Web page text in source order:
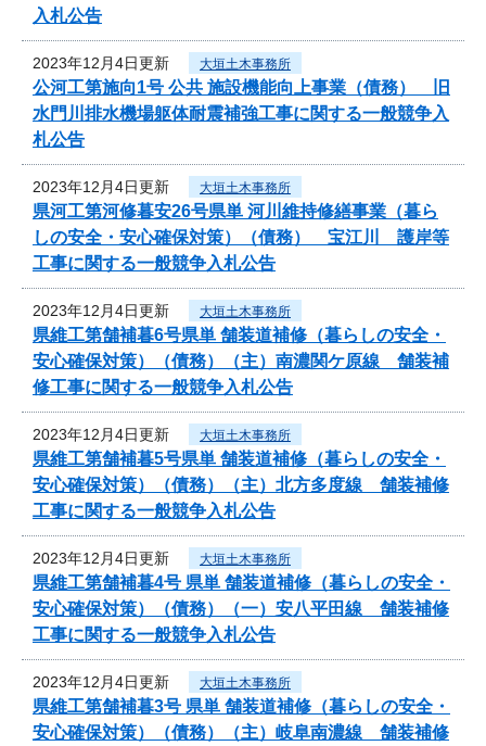
入札公告
2023年12月4日更新 大垣土木事務所
公河工第施向1号 公共 施設機能向上事業（債務） 旧
水門川排水機場躯体耐震補強工事に関する一般競争入
札公告
2023年12月4日更新 大垣土木事務所
県河工第河修暮安26号県単 河川維持修繕事業（暮ら
しの安全・安心確保対策）（債務） 宝江川 護岸等
工事に関する一般競争入札公告
2023年12月4日更新 大垣土木事務所
県維工第舗補暮6号県単 舗装道補修（暮らしの安全・
安心確保対策）（債務）（主）南濃関ケ原線 舗装補
修工事に関する一般競争入札公告
2023年12月4日更新 大垣土木事務所
県維工第舗補暮5号県単 舗装道補修（暮らしの安全・
安心確保対策）（債務）（主）北方多度線 舗装補修
工事に関する一般競争入札公告
2023年12月4日更新 大垣土木事務所
県維工第舗補暮4号 県単 舗装道補修（暮らしの安全・
安心確保対策）（債務）（一）安八平田線 舗装補修
工事に関する一般競争入札公告
2023年12月4日更新 大垣土木事務所
県維工第舗補暮3号 県単 舗装道補修（暮らしの安全・
安心確保対策）（債務）（主）岐阜南濃線 舗装補修